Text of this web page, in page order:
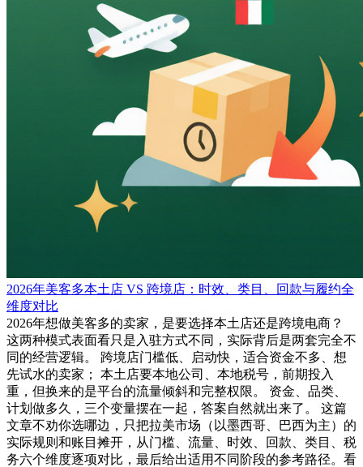
2026年美客多本土店 VS 跨境店：时效、类目、回款与履约全
维度对比
2026年想做美客多的卖家，是要选择本土店还是跨境电商？
这两种模式表面看只是入驻方式不同，实际背后是两套完全不
同的经营逻辑。 跨境店门槛低、启动快，适合资金不多、想
先试水的卖家； 本土店要本地公司、本地税号，前期投入
重，但换来的是平台的流量倾斜和完整权限。 资金、品类、
计划做多久，三个变量摆在一起，答案自然就出来了。 这篇
文章不劝你选哪边，只把拉美市场（以墨西哥、巴西为主）的
实际规则和账目摊开，从门槛、流量、时效、回款、类目、税
务六个维度逐项对比，最后给出适用不同阶段的参考路径。看